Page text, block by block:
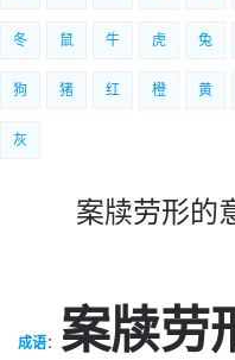
冬 鼠 牛 虎 兔
狗 猪 红 橙 黄
灰
案牍劳形的
成语： 案牍劳